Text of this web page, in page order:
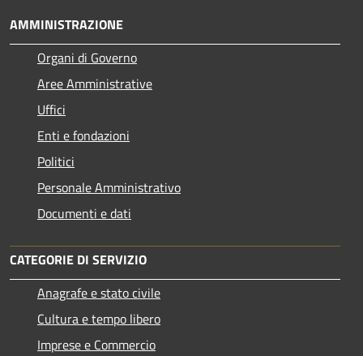
AMMINISTRAZIONE
Organi di Governo
Aree Amministrative
Uffici
Enti e fondazioni
Politici
Personale Amministrativo
Documenti e dati
CATEGORIE DI SERVIZIO
Anagrafe e stato civile
Cultura e tempo libero
Imprese e Commercio